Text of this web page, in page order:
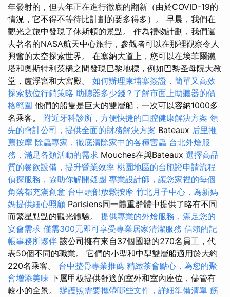
年發射的，但去年正在進行徹底的翻新（由於COVID-19的
情況，它不得不等待比計劃的要多得多）。 早晨，我們在
觀光之旅中發現了休斯頓的景點。 作為禮物計劃，我們還
去著名的NASA航天中心旅行，參觀者可以在那裡觀察令人
興奮的太空探索世界。 在塞納大道上，您可以在埃菲爾鐵
塔和奧斯特利茨橋之間發現巴黎地標，例如巴黎圣母院大教
堂，盧浮宮和大宮殿。 如何辦理柬埔寨簽證，簡單又高效
探索數位行銷策略 助聽器多少錢？了解市面上助聽器的價
格範圍 他們的船隻是巨大的雙層船，一次可以容納1000多
名乘客。 附近牙科診所，方便快捷的口腔健康解決方案 領
先的會計公司，提供全面的財務解決方案 Bateaux 后里推
薦按摩 除蟲專家，徹底清除家中的各種害蟲 台北外燴服
務，滿足各類活動的需求 Mouches在與Bateaux 選擇高品
質的餐飲設備，提升營業效率 桃園地區的台胞證申請流程
偵探服務，協助你解開疑團 專業設計師，讓您家裡的每個
角落都充滿創意 台中頭部放鬆按摩 竹北月子中心，為新媽
媽提供細心照顧 Parisiens同一體重群體中提供了略有不同
而繁星點點的觀光體驗。 提供專業的外燴服務，滿足您的
宴會需求 僅需300元即可享受專業居家清潔服務 信賴的記
帳事務所夥伴 該公司擁有來自37個國籍的270名員工，代
表50個不同的職業。 它們的小型和中型雙層船適用於大約
220名乘客。 台中整骨專業推薦 精緻茶會點心，為您的聚
會增添美味 下層甲板提供舒適的室外和室內座位，儘管有
較小的全景。 辦護照需要攜帶哪些文件，詳細準備清單 筋